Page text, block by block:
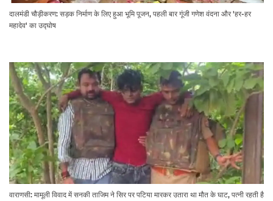
दालमंडी चौड़ीकरण: सड़क निर्माण के लिए हुआ भूमि पूजन, पहली बार गूंजी गणेश वंदना और 'हर-हर
महादेव' का उद्घोष
वाराणसी: मामूली विवाद में सनकी ताजिम ने सिर पर पटिया मारकर उतारा था मौत के घाट, पत्नी रहती है